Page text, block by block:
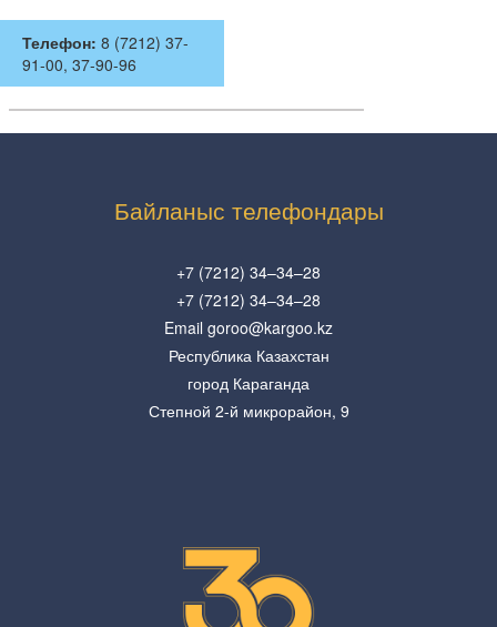
Телефон: 8 (7212) 37-
91-00, 37-90-96
Байланыс телефондары
+7 (7212) 34–34–28
+7 (7212) 34–34–28
Email goroo@kargoo.kz
Республика Казахстан
город Караганда
Степной 2-й микрорайон, 9